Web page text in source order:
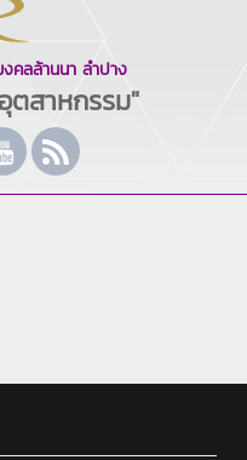
งคลล้านนา ลำปาง
ตสาหกรรม"